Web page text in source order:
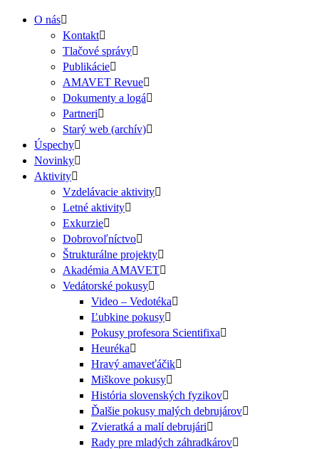
O nás
Kontakt
Tlačové správy
Publikácie
AMAVET Revue
Dokumenty a logá
Partneri
Starý web (archív)
Úspechy
Novinky
Aktivity
Vzdelávacie aktivity
Letné aktivity
Exkurzie
Dobrovoľníctvo
Štrukturálne projekty
Akadémia AMAVET
Vedátorské pokusy
Video – Vedotéka
Ľubkine pokusy
Pokusy profesora Scientifixa
Heuréka
Hravý amaveťáčik
Miškove pokusy
História slovenských fyzikov
Ďalšie pokusy malých debrujárov
Zvieratká a malí debrujári
Rady pre mladých záhradkárov